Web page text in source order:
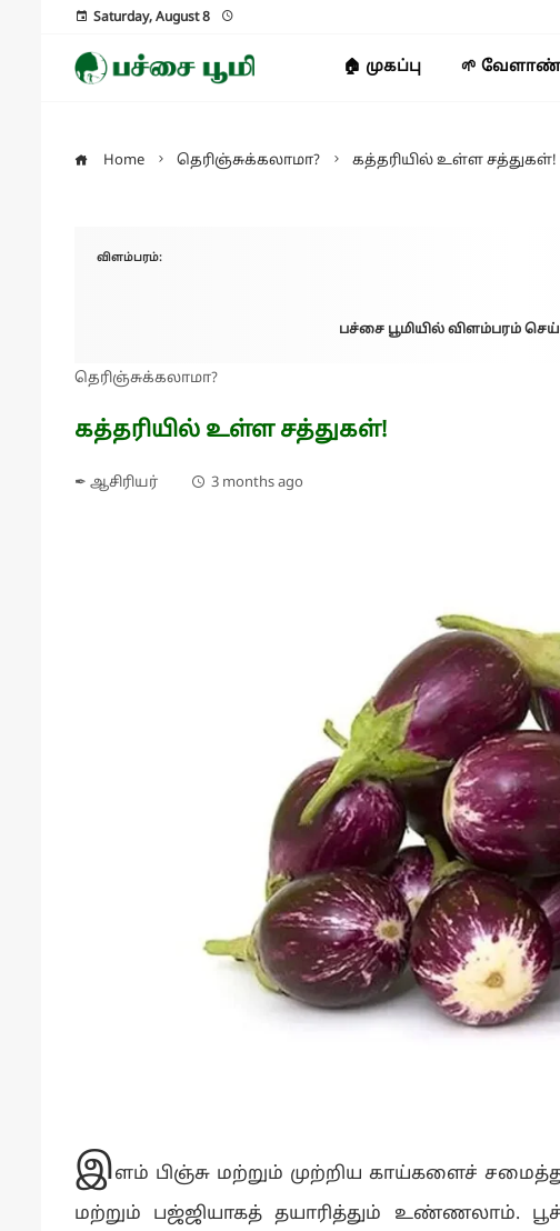
Saturday, August 8
🏠 முகப்பு 🌱
Home தெரிஞ்சுக்கலாமா? கத்தரியில் உள்ள சத்துகள்!
விளம்பரம்:
பச்சை பூமியில் விளம்பரம்
தெரிஞ்சுக்கலாமா?
கத்தரியில் உள்ள சத்துகள்!
✒ ஆசிரியர் 3 months ago
இளம் பிஞ்சு மற்றும் முற்றிய காய்களைச்
மற்றும் பஜ்ஜியாகத் தயாரித்தும் உண்ணலாம்.